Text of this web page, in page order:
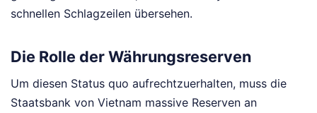
schnellen Schlagzeilen übersehen.
Die Rolle der Währungsreserven
Um diesen Status quo aufrechtzuerhalten, muss die
Staatsbank von Vietnam massive Reserven an